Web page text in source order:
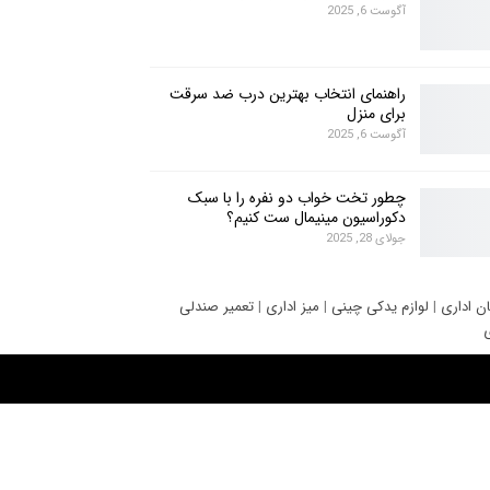
آگوست 6, 2025
راهنمای انتخاب بهترین درب ضد سرقت
برای منزل
آگوست 6, 2025
چطور تخت خواب دو نفره را با سبک
دکوراسیون مینیمال ست کنیم؟
جولای 28, 2025
اداری | لوازم یدکی چینی | میز اداری | تعمیر صندلی